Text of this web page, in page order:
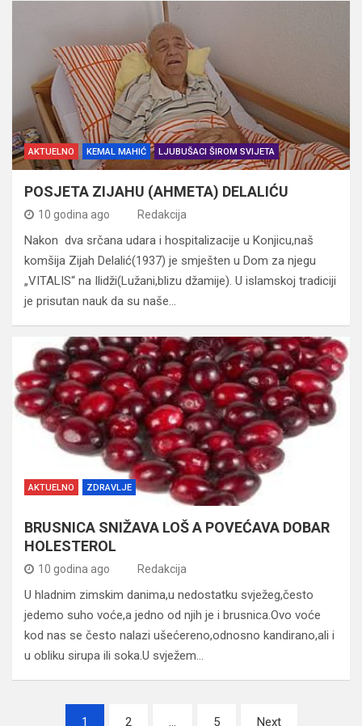
AKTUELNO KEMAL MAHIĆ LJUBUŠACI ŠIROM SVIJETA
POSJETA ZIJAHU (AHMETA) DELALIĆU
10 godina ago Redakcija
Nakon dva srčana udara i hospitalizacije u Konjicu,naš
komšija Zijah Delalić(1937) je smješten u Dom za njegu
„VITALIS“ na Ilidži(Lužani,blizu džamije). U islamskoj tradiciji
je prisutan nauk da su naše…
AKTUELNO ZDRAVLJE
BRUSNICA SNIŽAVA LOŠ A POVEĆAVA DOBAR
HOLESTEROL
10 godina ago Redakcija
U hladnim zimskim danima,u nedostatku svježeg,često
jedemo suho voće,a jedno od njih je i brusnica.Ovo voće
kod nas se često nalazi ušećereno,odnosno kandirano,ali i
u obliku sirupa ili soka.U svježem…
Navigacija
1 2 … 5 Next